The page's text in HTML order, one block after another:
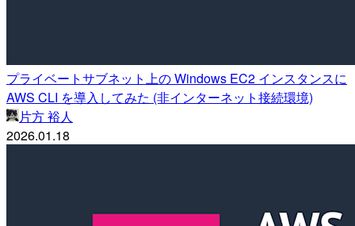
プライベートサブネット上の Windows EC2 インスタンスに
AWS CLI を導入してみた (非インターネット接続環境)
片方 裕人
2026.01.18